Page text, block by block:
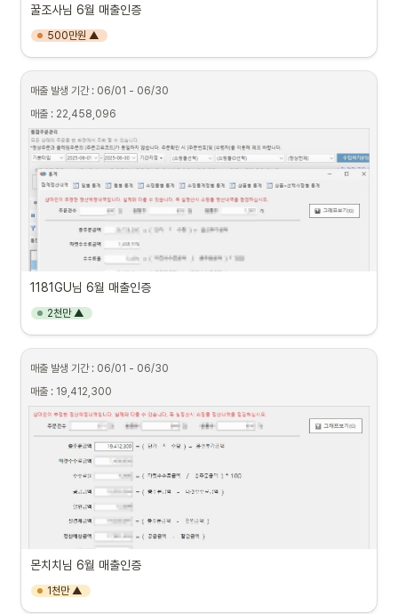
꿀조사님 6월 매출인증
500만원 ▲
매출 발생 기간 : 06/01 - 06/30
매출 : 22,458,096
1181GU님 6월 매출인증
2천만 ▲
매출 발생 기간 : 06/01 - 06/30
매출 : 19,412,300
몬치치님 6월 매출인증
1천만 ▲